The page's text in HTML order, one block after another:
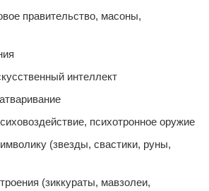
правительство, масоны,
интеллект
психотронное оружие
(звезды, свастики, руны,
(зиккураты, мавзолеи,